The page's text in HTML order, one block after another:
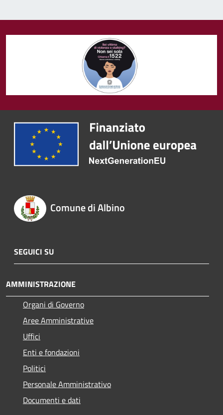
Comune di Albino
SEGUICI SU
AMMINISTRAZIONE
Organi di Governo
Aree Amministrative
Uffici
Enti e fondazioni
Politici
Personale Amministrativo
Documenti e dati